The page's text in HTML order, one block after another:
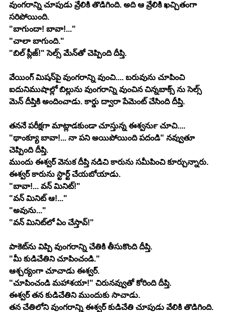
వుంగరాన్ని చూపుడు వ్రేలికి తొడిగింది. అది ఆ వ్రేలికి ఖచ్చితంగా
సరిపోయింది.
"బాగుందా! బావా!..."
"చాలా బాగుంది."
"బిల్ ప్లీజ్!" సెల్స్ మేన్‍తో చెప్పింది దీప్తి.
వేయింగ్ మిషన్‍పై వుంగరాన్ని వుంచి.... బరువును చూపించి
ఐదునిముషాల్లో బిల్లును వుంగరాన్ని వుంచిన చిన్నబాక్స్ ను సెల్స్
మెన్ దీప్తికి అందించాడు. కార్డు ద్వారా పేమెంట్ చేసింది దీప్తి.
తననే పరీక్షగా మాట్లాడకుండా చూస్తున్న ఈశ్వర్‍ను చూచి....
"థాంక్యూ బావా!... నా పని అయిపోయింది పదండి" నవ్వుతూ
చెప్పింది దీప్తి.
ముందు ఈశ్వర్ వెనుక దీప్తి నడిచి కారును సమీపించి కూర్చున్నారు.
ఈశ్వర్ కారును స్టార్ట్ చేయబోయాడు.
"బావా!... వన్ మినిట్!"
"వన్ మినిట్ ఆ!..."
"అవును..."
"వన్ మినిట్‍లో ఏం చేస్తావ్!"
పాకెట్‍ను విప్పి వుంగరాన్ని చేతికి తీసుకొంది దీప్తి.
"మీ కుడిచేతిని చూపించండి."
ఆశ్చర్యంగా చూచాడు ఈశ్వర్.
"చూపించండి మహాశయా!" చిరునవ్వుతో కోరింది దీప్తి.
ఈశ్వర్ తన కుడిచేతిని ముందుకు సాచాడు.
తన చేతిలోని వుంగరాన్ని ఈశ్వర్ కుడిచేతి చూపుడు వేలికి తొడిగింది.